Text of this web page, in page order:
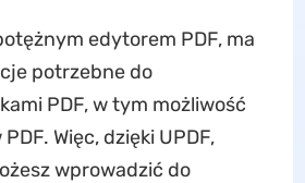
edytorem PDF, ma
potrzebne do
PDF, w tym możliwość
Więc, dzięki UPDF,
wprowadzić do